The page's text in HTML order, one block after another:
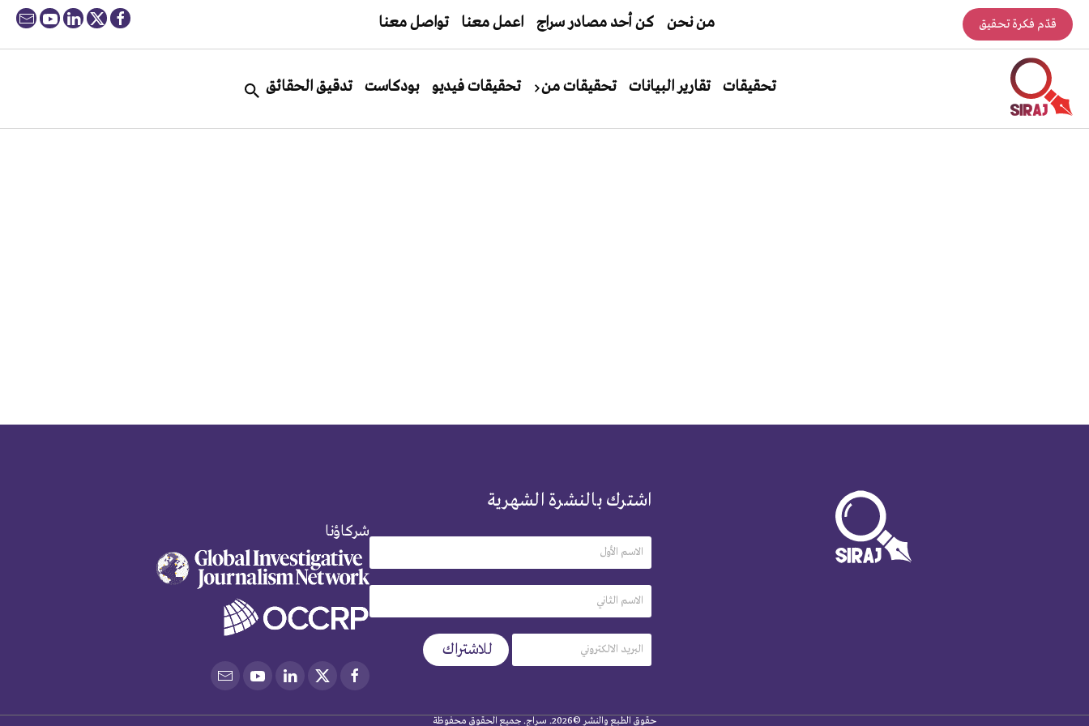
قدّم فكرة تحقيق من نحن كن أحد مصادر سراج اعمل معنا تواصل معنا
تحقيقات تقارير البيانات تحقيقات من تحقيقات فيديو بودكاست تدقيق الحقائق
اشترك بالنشرة الشهرية
شركاؤنا
حقوق الطبع والنشر ©2026. سراج. جميع الحقوق محفوظة